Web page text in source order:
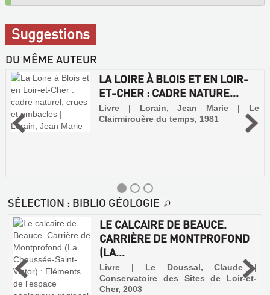
Suggestions
DU MÊME AUTEUR
LA LOIRE À BLOIS ET EN LOIR-
ET-CHER : CADRE NATURE...
Livre | Lorain, Jean Marie | Le
Clairmirouère du temps, 1981
SÉLECTION : BIBLIO GÉOLOGIE
LE CALCAIRE DE BEAUCE.
CARRIÈRE DE MONTPROFOND
(LA...
Livre | Le Doussal, Claude |
Conservatoire des Sites de Loir-et-
Cher, 2003